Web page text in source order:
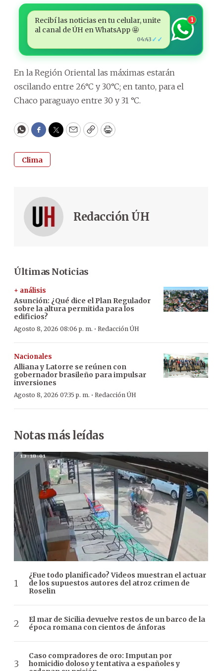
Recibí las noticias en tu celular, unite
al canal de ÚH en WhatsApp 🤩
04:43 ✓✓
1
En la Región Oriental las máximas estarán
oscilando entre 26°C y 30°C; en tanto, para el
Chaco paraguayo entre 30 y 31 °C.
WhatsApp
Facebook
Twitter
EmailCopyPrint
Clima
Redacción ÚH
Últimas Noticias
+ análisis
Asunción: ¿Qué dice el Plan Regulador
sobre la altura permitida para los
edificios?
Agosto 8, 2026 08:06 p. m. · Redacción ÚH
Nacionales
Alliana y Latorre se reúnen con
gobernador brasileño para impulsar
inversiones
Agosto 8, 2026 07:35 p. m. · Redacción ÚH
Notas más leídas
¿Fue todo planificado? Videos muestran el actuar
de los supuestos autores del atroz crimen de
Roselin
El mar de Sicilia devuelve restos de un barco de la
época romana con cientos de ánforas
Caso compradores de oro: Imputan por
homicidio doloso y tentativa a españoles y